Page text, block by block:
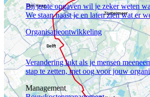
Bij grote opgaven wil je zeker weten
We staan naast je en laten zien wat er
Organisatieontwikkeling
Verandering lukt als je mensen
stap te zetten, met oog voor jouw
Management